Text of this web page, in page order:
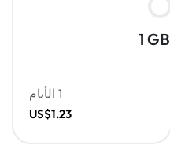
1 GB
1 الأيام
US$1.23